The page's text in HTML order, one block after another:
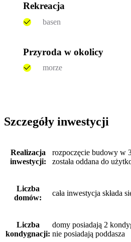
Rekreacja
basen
Przyroda w okolicy
morze
Szczegóły inwestycji
Realizacja
inwestycji:
rozpoczęcie budowy w
została oddana do
Liczba
domów:
cała inwestycja składa
Liczba
kondygnacji:
domy posiadają 2
nie posiadają poddasza